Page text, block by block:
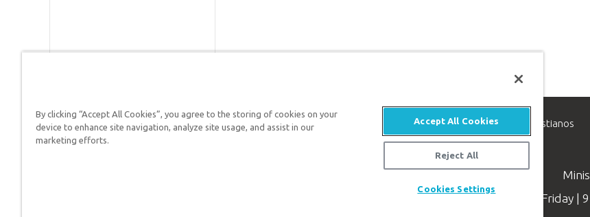
Respuestas en Génesis es un ministerio de apologética, dedicado a ayudar a los cristianos
defender su fe y proclamar el evangelio de Jesucristo.
Available Monday–Friday |
By clicking “Accept All Cookies”, you agree to the storing of cookies on your
device to enhance site navigation, analyze site usage, and assist in our
marketing efforts.
Accept All Cookies
Reject All
Cookies Settings